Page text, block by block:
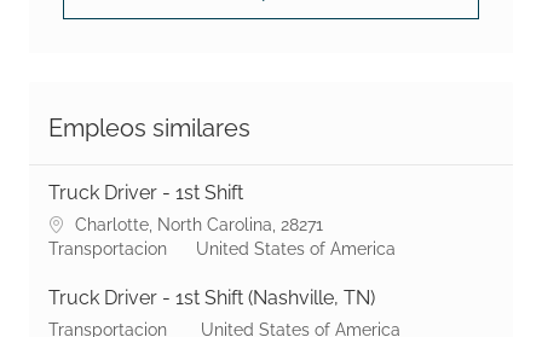
Empleos similares
Truck Driver - 1st Shift
No podemos encontrar la página que está buscando.
Charlotte, North Carolina, 28271
Shaw Industries Group, Inc. suministra alfombras, pisos
Transportacion United States of America
Truck Driver - 1st Shift (Nashville, TN)
Shaw Industries Group, Inc. suministra alfombras, pisos
Transportacion United States of America